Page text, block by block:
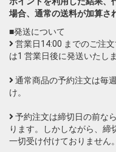
場合、通常の送料が加算さ
■発送について
営業日14:00 までのご注
は1 営業日後に発送いたしま
通常商品の予約注文は毎
け。
予約注文は締切日の前な
ります。しかしながら、締
一切受け付けておりません。